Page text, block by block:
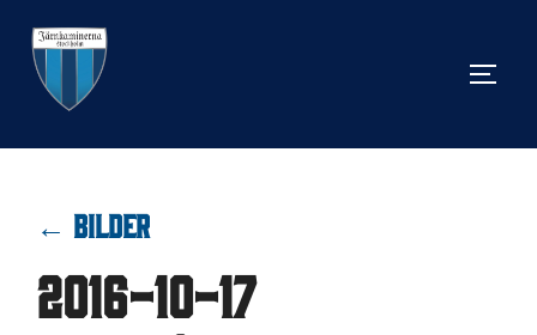
innehåll
← BILDER
2016-10-17